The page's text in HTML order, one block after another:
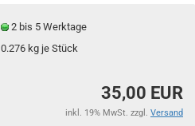
2 bis 5 Werktage
0.276 kg je Stück
35,00 EUR
inkl. 19% MwSt. zzgl. Versand